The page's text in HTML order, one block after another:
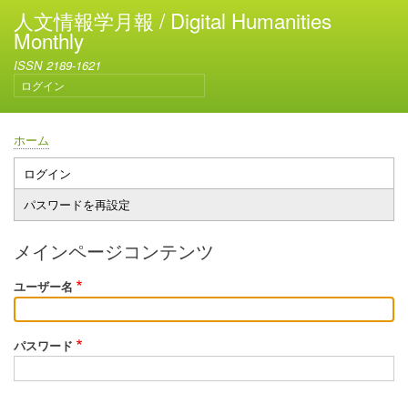
メ
イ
コ
テ
移
人文情報学月報 / Digital Humanities
Monthly
ISSN 2189-1621
ユ
ー
ザ
ー
ア
カ
ウ
ン
ト
メ
ュ
ー
ログイン
パ
ン
く
ず
ホーム
プ
ラ
マ
リ
ー
タ
ログイン
パスワードを再設定
メインページコンテンツ
ユーザー名
パスワード